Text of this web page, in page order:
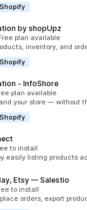
by shopUpz
plan available
inventory, and
‑ InfoShore
plan available
your store — without
to install
easily listing products
Etsy — Salestio
to install
orders, export